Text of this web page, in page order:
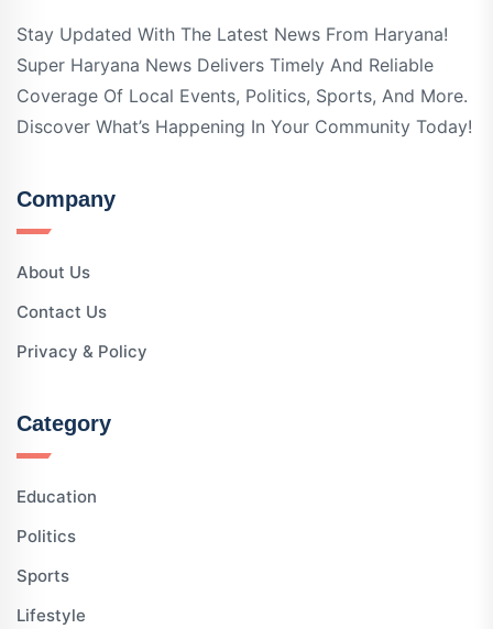
Stay Updated With The Latest News From Haryana!
Super Haryana News Delivers Timely And Reliable
Coverage Of Local Events, Politics, Sports, And More.
Discover What’s Happening In Your Community Today!
Company
About Us
Contact Us
Privacy & Policy
Category
Education
Politics
Sports
Lifestyle